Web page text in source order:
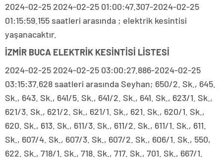
2024-02-25 2024-02-25 01:00:47.307-2024-02-25
01:15:59.155 saatleri arasında ; elektrik kesintisi
yaşanacaktır.
İZMİR BUCA ELEKTRİK KESİNTİSİ LİSTESİ
2024-02-25 2024-02-25 03:00:27.886-2024-02-25
03:15:37.628 saatleri arasında Seyhan; 650/2. Sk., 645.
Sk., 643. Sk., 641/5. Sk., 641/2. Sk., 641. Sk., 623/1. Sk.,
621/3. Sk., 621/2. Sk., 621/1. Sk., 621. Sk., 620/1. Sk.,
620. Sk., 613. Sk., 611/3. Sk., 611/2. Sk., 611/1. Sk., 611.
Sk., 607/4. Sk., 607/3. Sk., 607/2. Sk., 606/1. Sk., 550,
622. Sk., 718/1. Sk., 718. Sk., 717. Sk., 701. Sk., 667/1.